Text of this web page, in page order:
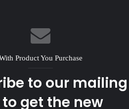
Product You Purchase
to our mailing
get the new